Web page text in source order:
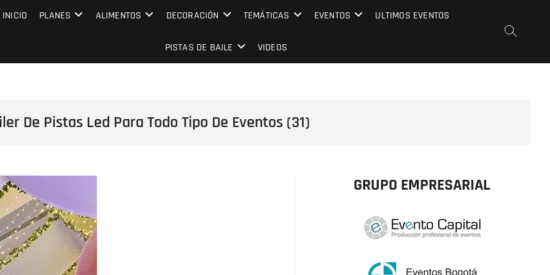
EVENTO CAPITAL
INICIO PLANES ALIMENTOS DECORACIÓN TEMÁTICAS EVENTOS ULTIMOS EVENTOS
PISTAS DE BAILE VIDEOS
De Pistas Led Para Todo Tipo De Eventos (31)
GRUPO EMPRESARIAL